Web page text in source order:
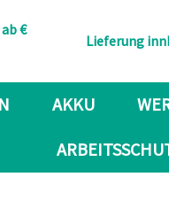
€
Lieferung
AKKU